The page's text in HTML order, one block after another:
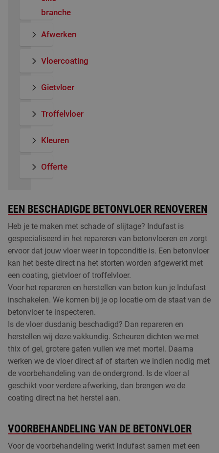
branche
Afwerken
Vloercoating
Gietvloer
Troffelvloer
Kleuren
Offerte
EEN BESCHADIGDE BETONVLOER RENOVEREN
Heb je te maken met schade of slijtage? Indufast is
gespecialiseerd in het repareren van betonvloeren en zorgt
ervoor dat jouw vloer weer in topconditie is. Een betonvloer
kan het beste direct na het storten worden afgewerkt met
een coating, gietvloer of troffelvloer.
Voor het repareren en herstellen van beton kun je Indufast
inschakelen. We komen bij je op locatie om de staat van de
betonvloer te inspecteren.
Is de vloer dusdanig beschadigd? Dan repareren en
herstellen wij deze vakkundig. Scheuren dichten we met
thix of gel, grotere gaten vullen we met mortel. Daarna
werken we de vloer direct af of starten we indien nodig met
de voorbehandeling van de ondergrond. Is de vloer al
geschikt voor verdere afwerking, dan brengen we de
coating direct na het herstel aan.
VOORBEHANDELING VAN DE BETONVLOER
Voor de voorbehandeling werkt Indufast samen met een